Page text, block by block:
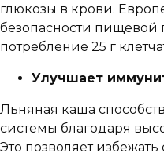
глюкозы в крови.
безопасности
потребление 25 г
Улучшает
Льняная каша
системы благодаря
Это позволяет